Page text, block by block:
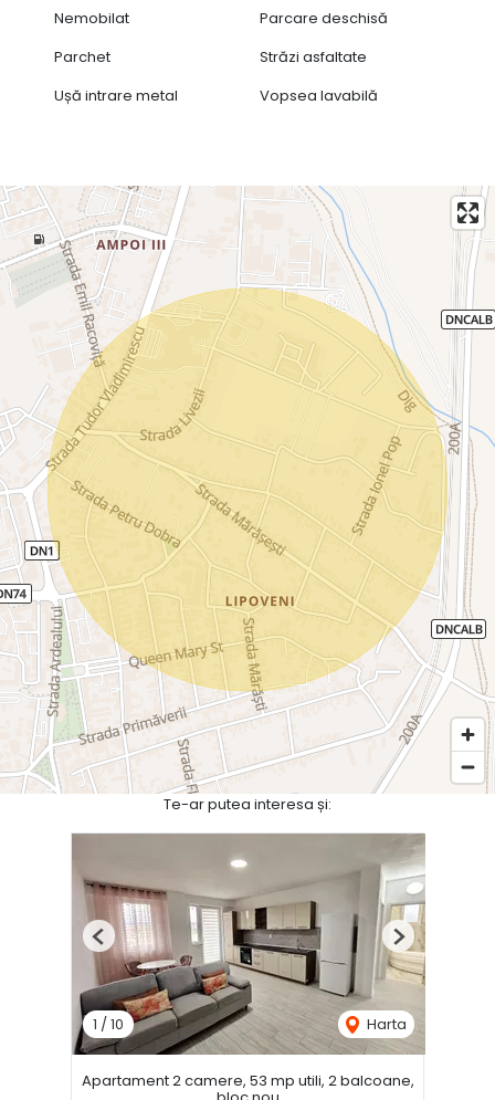
Nemobilat
Parcare deschisă
Parchet
Străzi asfaltate
Ușă intrare metal
Vopsea lavabilă
Te-ar putea interesa și:
1 /10 Harta
Previous Next
Apartament 2 camere, 53 mp utili, 2 balcoane,